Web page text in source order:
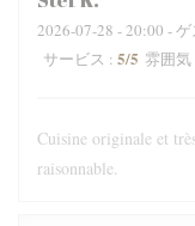
2026-07-28 - 20:00 -
サービス : 5/5 雰囲気
Cuisine originale et
raisonnable.